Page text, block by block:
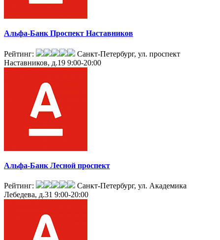
Альфа-Банк Проспект Наставников
Рейтинг:
Санкт-Петербург, ул. проспект
Наставников, д.19 9:00-20:00
Альфа-Банк Лесной проспект
Рейтинг:
Санкт-Петербург, ул. Академика
Лебедева, д.31 9:00-20:00